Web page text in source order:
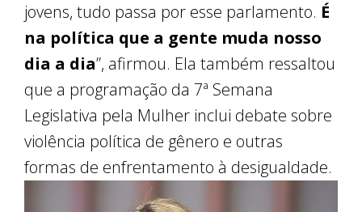
jovens, tudo passa por esse parlamento. É
na política que a gente muda nosso
dia a dia”, afirmou. Ela também ressaltou
que a programação da 7ª Semana
Legislativa pela Mulher inclui debate sobre
violência política de gênero e outras
formas de enfrentamento à desigualdade.